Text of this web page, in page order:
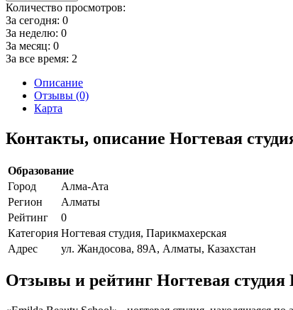
Количество просмотров:
За сегодня: 0
За неделю: 0
За месяц: 0
За все время: 2
Описание
Отзывы (0)
Карта
Контакты, описание Ногтевая
Образование
Город
Алма-Ата
Регион
Алматы
Рейтинг
0
Категория Ногтевая студия, Парикмахерская
Адрес
ул. Жандосова, 89А, Алматы, Казахстан
Отзывы и рейтинг Ногтевая студия